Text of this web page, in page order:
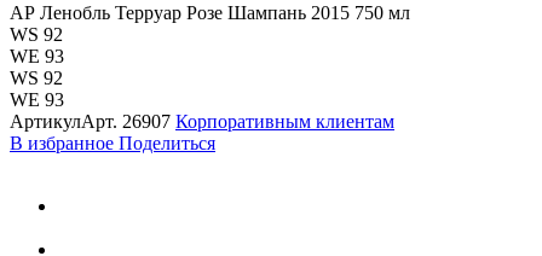
АР Ленобль Терруар Розе Шампань 2015 750 мл
WS 92
WE 93
WS 92
WE 93
АртикулАрт. 26907 Корпоративным клиентам
В избранное Поделиться